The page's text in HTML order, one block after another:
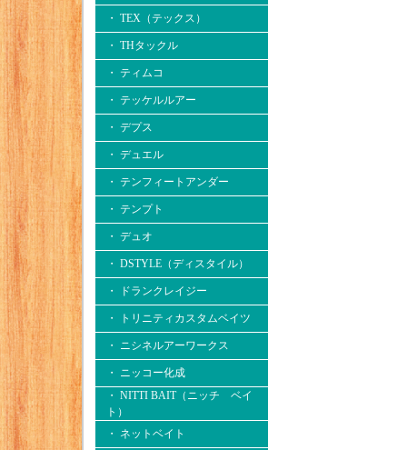
・ TEX（テックス）
・ THタックル
・ ティムコ
・ テッケルルアー
・ デプス
・ デュエル
・ テンフィートアンダー
・ テンプト
・ デュオ
・ DSTYLE（ディスタイル）
・ ドランクレイジー
・ トリニティカスタムベイツ
・ ニシネルアーワークス
・ ニッコー化成
・ NITTI BAIT（ニッチ ベイ
ト）
・ ネットベイト